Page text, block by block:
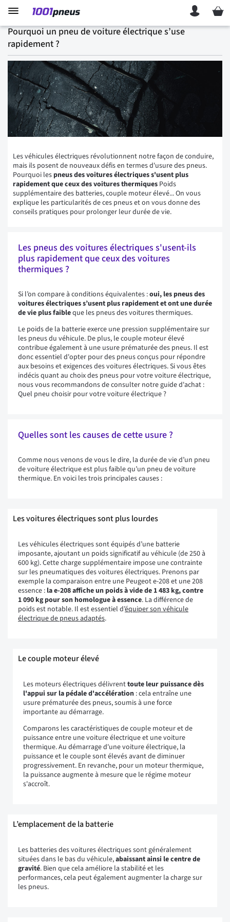
Mon
Pourquoi un pneu de voiture électrique s’use
rapidement ?
Les véhicules électriques révolutionnent notre façon de conduire,
mais ils posent de nouveaux défis en termes d'usure des pneus.
Pourquoi les pneus des voitures électriques s'usent plus
rapidement que ceux des voitures thermiques Poids
supplémentaire des batteries, couple moteur élevé... On vous
explique les particularités de ces pneus et on vous donne des
conseils pratiques pour prolonger leur durée de vie.
Les pneus des voitures électriques s'usent-ils
plus rapidement que ceux des voitures
thermiques ?
Si l’on compare à conditions équivalentes :oui, les pneus des
voitures électriques s’usent plus rapidementet ont une durée
de vie plus faibleque les pneus des voitures thermiques.
Le poids de la batterie exerce une pression supplémentaire sur
les pneus du véhicule. De plus, le couple moteur élevé
contribue également à une usure prématurée des pneus. Il est
donc essentiel d'opter pour des pneus conçus pour répondre
aux besoins et exigences des voitures électriques. Si vous êtes
indécis quant au choix des pneus pour votre voiture électrique,
nous vous recommandons de consulter notre guide d'achat :
Quel pneu choisir pour votre voiture électrique ?
Quelles sont les causes de cette usure ?
Comme nous venons de vous le dire, la durée de vie d’un pneu
de voiture électrique est plus faible qu’un pneu de voiture
thermique. En voici les trois principales causes :
Les voitures électriques sont plus lourdes
Les véhicules électriques sont équipés d’une batterie
imposante, ajoutant un poids significatif au véhicule (de 250 à
600 kg). Cette charge supplémentaire impose une contrainte
sur les pneumatiques des voitures électriques. Prenons par
exemple la comparaison entre une Peugeot e-208 et une 208
essence : la e-208 affiche un poids à vide de 1 483 kg, contre
1 090 kg pour son homologue à essence. La différence de
poids est notable. Il est essentiel d’équiper son véhicule
électrique de pneus adaptés.
Le couple moteur élevé
Les moteurs électriques délivrenttoute leur puissance dès
l'appui sur la pédale d'accélération : cela entraîne une
usure prématurée des pneus, soumis à une force
importante au démarrage.
Comparons les caractéristiques de couple moteur et de
puissance entre une voiture électrique et une voiture
thermique. Au démarrage d'une voiture électrique, la
puissance et le couple sont élevés avant de diminuer
progressivement. En revanche, pour un moteur thermique,
la puissance augmente à mesure que le régime moteur
s'accroît.
L’emplacement de la batterie
Les batteries des voitures électriques sont généralement
situées dans le bas du véhicule,abaissant ainsi le centre de
gravité. Bien que cela améliore la stabilité et les
performances, cela peut également augmenter la charge sur
les pneus.